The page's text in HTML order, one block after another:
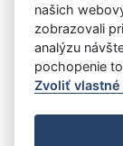
Úrad vlády SR
Prehlásenie o
našich
zobrazovali
analýzu
pochopenie
Zvoliť vlastné